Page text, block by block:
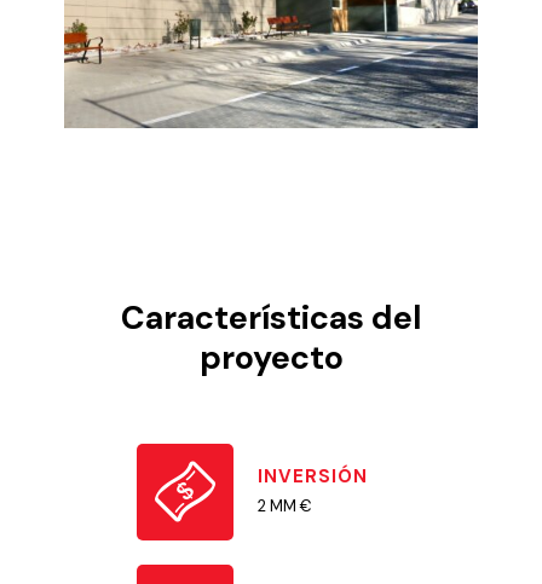
Características del
proyecto
INVERSIÓN
2 MM €